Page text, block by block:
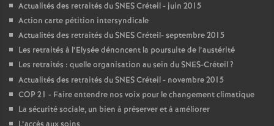
Actualités des retraités duSNESCréteil - juin 2015
Action carte pétition intersyndicale
Actualités des retraités duSNESCréteil- septembre 2015
Les retraités à l’Elysée dénoncent la poursuite de l’austérité
Les retraités : quelle organisation au sein duSNES-Créteil?
Actualités des retraités duSNESCréteil - novembre 2015
COP21 - Faire entendre nos voix pour le changement climatique
La sécurité sociale, un bien à préserver et à améliorer